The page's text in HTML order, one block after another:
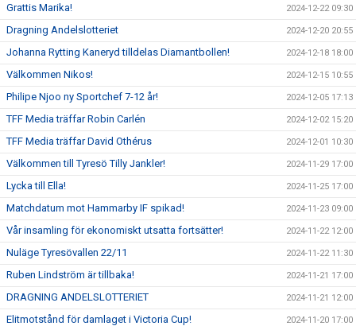
Grattis Marika! 2024-12-22 09:30
Dragning Andelslotteriet 2024-12-20 20:55
Johanna Rytting Kaneryd tilldelas Diamantbollen! 2024-12-18 18:00
Välkommen Nikos! 2024-12-15 10:55
Philipe Njoo ny Sportchef 7-12 år! 2024-12-05 17:13
TFF Media träffar Robin Carlén 2024-12-02 15:20
TFF Media träffar David Othérus 2024-12-01 10:30
Välkommen till Tyresö Tilly Jankler! 2024-11-29 17:00
Lycka till Ella! 2024-11-25 17:00
Matchdatum mot Hammarby IF spikad! 2024-11-23 09:00
Vår insamling för ekonomiskt utsatta fortsätter! 2024-11-22 12:00
Nuläge Tyresövallen 22/11 2024-11-22 11:30
Ruben Lindström är tillbaka! 2024-11-21 17:00
DRAGNING ANDELSLOTTERIET 2024-11-21 12:00
Elitmotstånd för damlaget i Victoria Cup! 2024-11-20 17:00